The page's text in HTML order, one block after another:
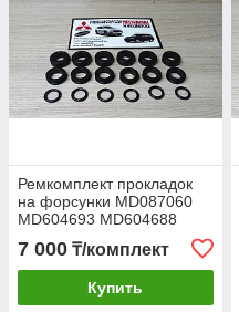
Ремкомплект прокладок
на форсунки MD087060
MD604693 MD604688
Митсубиши митсубиси
mitsubishi монтеро спорт
7 000 ₸/комплект
Купить